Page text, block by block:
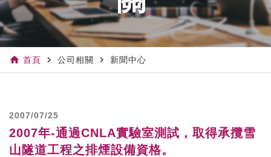
home 首頁 navigate_next 公司相關 navigate_next 新聞中心
2007/07/25
2007年-通過CNLA實驗室測試，取得承攬雪
山隧道工程之排煙設備資格。